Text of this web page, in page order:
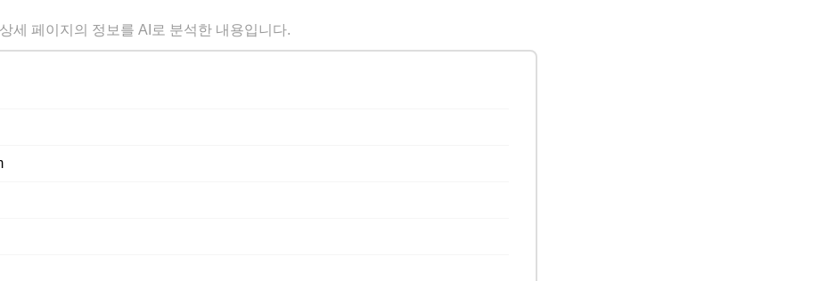
상세 페이지의 정보를 AI로 분석한 내용입니다.